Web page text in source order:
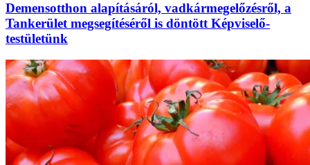
Demensotthon alapításáról, vadkármegelőzésről, a
Tankerület megsegítéséről is döntött Képviselő-
testületünk